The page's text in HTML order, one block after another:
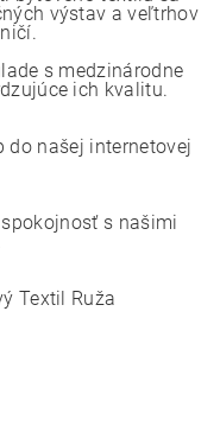
výstav a veľtrhov
s medzinárodne
ich kvalitu.
do našej internetovej
s našimi
Textil Ruža